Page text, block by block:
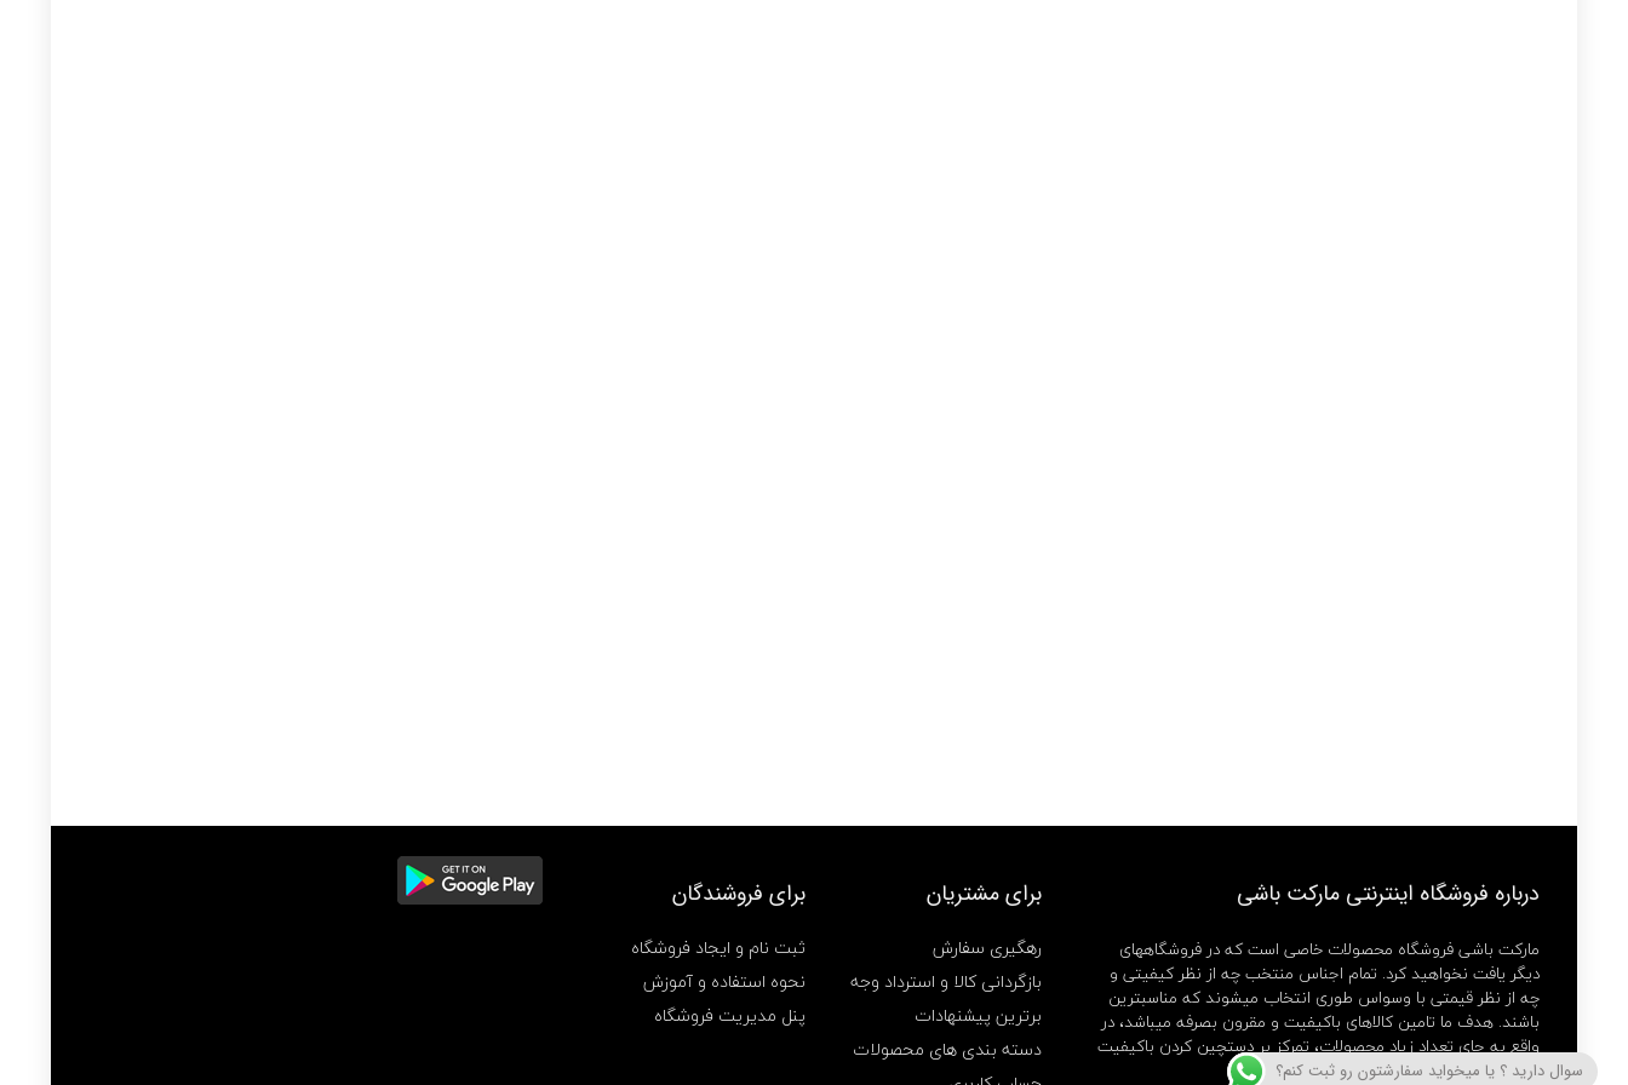
درباره فروشگاه اینترنتی مارکت باشی
مارکت باشی فروشگاه محصولات خاصی است که در فروشگاههای
دیگر یافت نخواهید کرد. تمام اجناس منتخب چه از نظر کیفیتی و
چه از نظر قیمتی با وسواس طوری انتخاب میشوند که مناسبترین
باشند. هدف ما تامین کالاهای باکیفیت و مقرون بصرفه میباشد، در
واقع به جای تعداد زیاد محصولات، تمرکز بر دستچین کردن باکیفیت
ترین ها داریم.
برای مشتریان
رهگیری سفارش
بازگردانی کالا و استرداد وجه
برترین پیشنهادات
دسته بندی های محصولات
برای فروشندگان
ثبت نام و ایجاد فروشگاه
نحوه استفاده و آموزش
پنل مدیریت فروشگاه
سوال دارید ؟ یا میخواید سفارشتون رو ثبت کنم؟